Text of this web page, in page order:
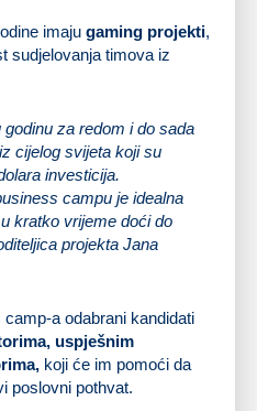
imaju gaming projekti,
sudjelovanja timova iz
za redom i do sada
cijelog svijeta koji su
investicija.
campu je idealna
kratko vrijeme doći do
projekta Jana
a odabrani kandidati
uspješnim
koji će im pomoći da
poslovni pothvat.